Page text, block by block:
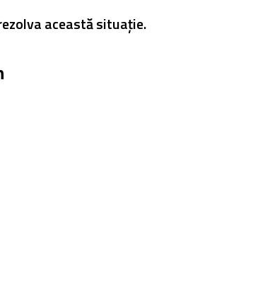
această situație.